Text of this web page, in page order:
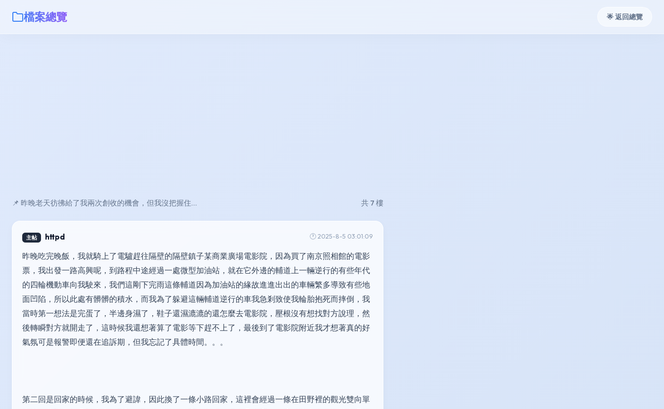
檔案總覽 🌟 返回總覽
📌 昨晚老天彷彿給了我兩次創收的機會，但我沒把握住... 共 7 樓
主帖 httpd 🕐 2025-8-5 03:01:09
昨晚吃完晚飯，我就騎上了電驢趕往隔壁的隔壁鎮子某商業廣場電影院，因為買了南京照相館的電影
票，我出發一路高興呢，到路程中途經過一處微型加油站，就在它外邊的輔道上一輛逆行的有些年代
的四輪機動車向我駛來，我們這剛下完雨這條輔道因為加油站的緣故進進出出的車輛繁多導致有些地
面凹陷，所以此處有髒髒的積水，而我為了躲避這輛輔道逆行的車我急剎致使我輪胎抱死而摔倒，我
當時第一想法是完蛋了，半邊身濕了，鞋子還濕漉漉的還怎麼去電影院，壓根沒有想找對方說理，然
後轉瞬對方就開走了，這時候我還想著算了電影等下趕不上了，最後到了電影院附近我才想著真的好
氣氛可是報警即便還在追訴期，但我忘記了具體時間。。。
第二回是回家的時候，我為了避諱，因此換了一條小路回家，這裡會經過一條在田野裡的觀光雙向單